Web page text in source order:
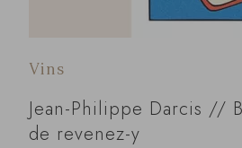
Vins
Jean-Philippe Darcis //
de revenez-y